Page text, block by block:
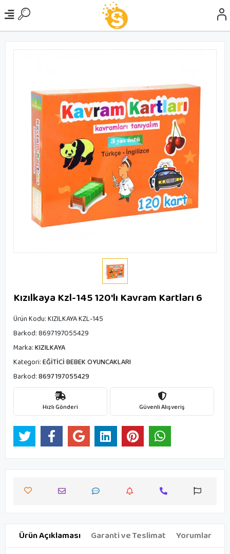
Kızılkaya Kzl-145 120'lı Kavram Kartları 6
Ürün Kodu:KIZILKAYA KZL-145
Barkod:8697197055429
Marka:KIZILKAYA
Kategori:EĞİTİCİ BEBEK OYUNCAKLARI
Barkod:8697197055429
Hızlı Gönderi Güvenli Alışveriş
Ürün Açıklaması Garanti ve Teslimat Yorumlar